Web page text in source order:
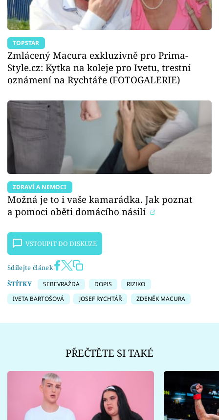
TOPSTAR
Zmlácený Macura exkluzivně pro Prima-
Style.cz: Kytka na koleje pro Ivetu, trestní
oznámení na Rychtáře (FOTOGALERIE)
ZDRAVÍ A NEMOCI
Možná je to i vaše kamarádka. Jak poznat
a pomoci oběti domácího násilí
VSTOUPIT DO DISKUZE
Sdílejte článek
ŠTÍTKY
SEBEVRAŽDA DOPIS
RIZIKO
IVETA BARTOŠOVÁ
JOSEF RYCHTÁŘ ZDENĚK MACURA
PŘEČTĚTE SI TAKÉ